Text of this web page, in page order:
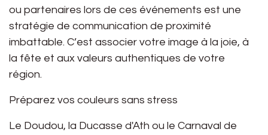
ou partenaires lors de ces événements est une
stratégie de communication de proximité
imbattable. C’est associer votre image à la joie, à
la fête et aux valeurs authentiques de votre
région.
Préparez vos couleurs sans stress
Le Doudou, la Ducasse d'Ath ou le Carnaval de